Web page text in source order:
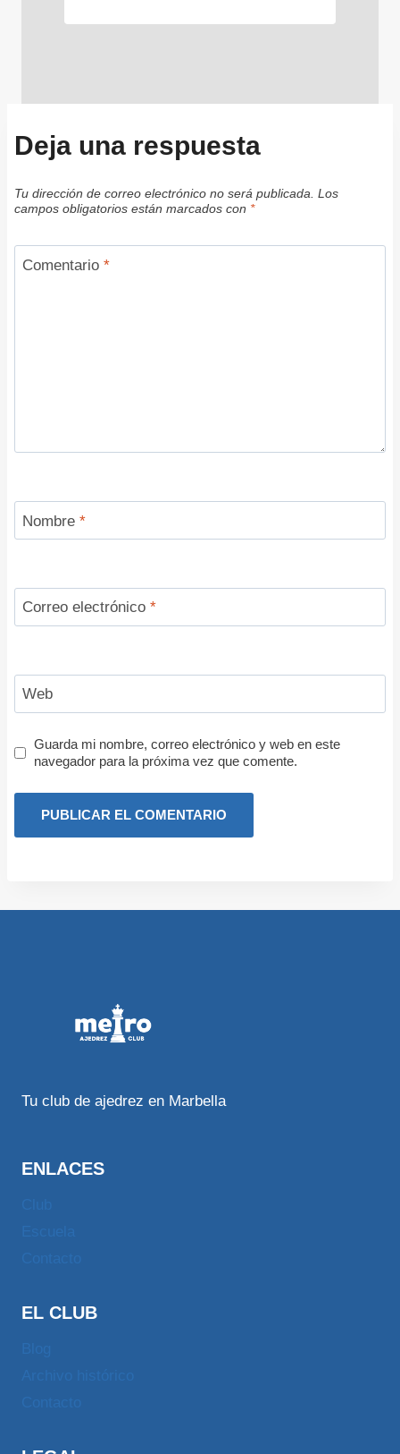
Deja una respuesta
Tu dirección de correo electrónico no será publicada. Los
campos obligatorios están marcados con *
Comentario *
Nombre *
Correo electrónico *
Web
Guarda mi nombre, correo electrónico y web en este
navegador para la próxima vez que comente.
Tu club de ajedrez en Marbella
ENLACES
EL CLUB